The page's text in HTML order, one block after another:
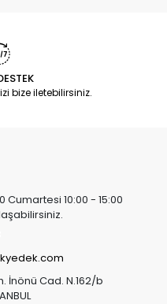
bize iletebilirsiniz.
Cumartesi 10:00 - 15:00
İnönü Cad. N.162/b